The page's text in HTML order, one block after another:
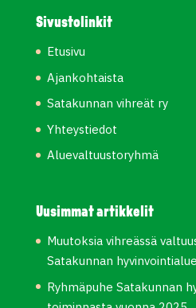
Sivustolinkit
Etusivu
Ajankohtaista
Satakunnan vihreät ry
Yhteystiedot
Aluevaltuustoryhmä
Uusimmat artikkelit
Muutoksia vihreässä
Satakunnan
Ryhmäpuhe Satakunnan